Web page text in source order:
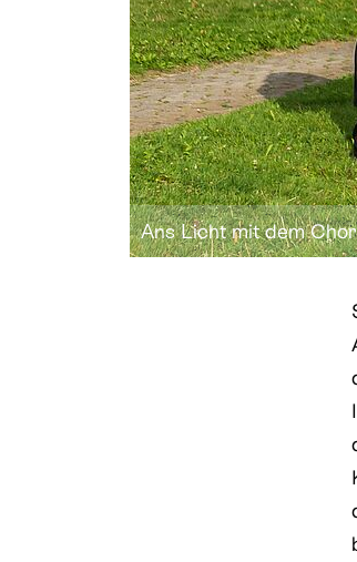
Ans Licht mit dem